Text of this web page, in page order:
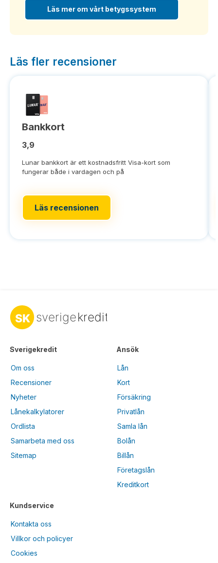
Läs mer om vårt betygssystem
Läs fler recensioner
Bankkort
3,9
Lunar bankkort är ett kostnadsfritt Visa-kort som
fungerar både i vardagen och på
Läs recensionen
Sverigekredit
Om oss
Recensioner
Nyheter
Lånekalkylatorer
Ordlista
Samarbeta med oss
Sitemap
Kundservice
Kontakta oss
Villkor och policyer
Cookies
Ansök
Lån
Kort
Försäkring
Privatlån
Samla lån
Bolån
Billån
Företagslån
Kreditkort